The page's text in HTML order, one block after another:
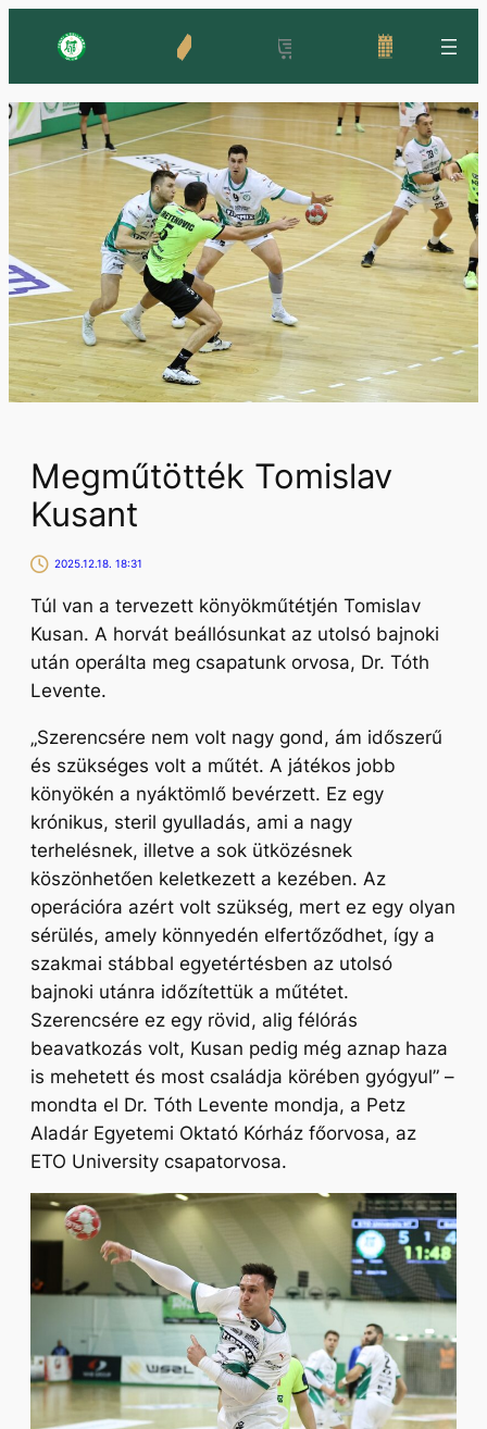
tartalomhoz
Megműtötték Tomislav
Kusant
2025.12.18. 18:31
Túl van a tervezett könyökműtétjén Tomislav
Kusan. A horvát beállósunkat az utolsó bajnoki
után operálta meg csapatunk orvosa, Dr. Tóth
Levente.
„Szerencsére nem volt nagy gond, ám időszerű
és szükséges volt a műtét. A játékos jobb
könyökén a nyáktömlő bevérzett. Ez egy
krónikus, steril gyulladás, ami a nagy
terhelésnek, illetve a sok ütközésnek
köszönhetően keletkezett a kezében. Az
operációra azért volt szükség, mert ez egy olyan
sérülés, amely könnyedén elfertőződhet, így a
szakmai stábbal egyetértésben az utolsó
bajnoki utánra időzítettük a műtétet.
Szerencsére ez egy rövid, alig félórás
beavatkozás volt, Kusan pedig még aznap haza
is mehetett és most családja körében gyógyul” –
mondta el Dr. Tóth Levente mondja, a Petz
Aladár Egyetemi Oktató Kórház főorvosa, az
ETO University csapatorvosa.